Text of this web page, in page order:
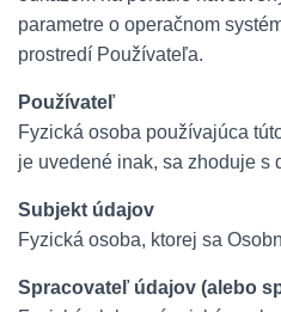
parametre o operačnom
prostredí Používateľa.
Používateľ
Fyzická osoba používajúca
je uvedené inak, sa zhoduje s
Subjekt údajov
Fyzická osoba, ktorej sa
Spracovateľ údajov (alebo